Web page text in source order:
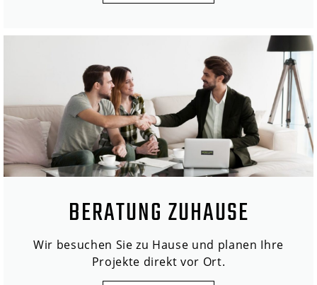
BERATUNG ZUHAUSE
Wir besuchen Sie zu Hause und planen Ihre
Projekte direkt vor Ort.